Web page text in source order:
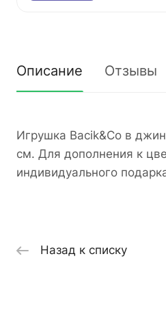
Описание Отзывы
Игрушка Bacik&Co в
см. Для дополнения к
индивидуального
Назад к списку